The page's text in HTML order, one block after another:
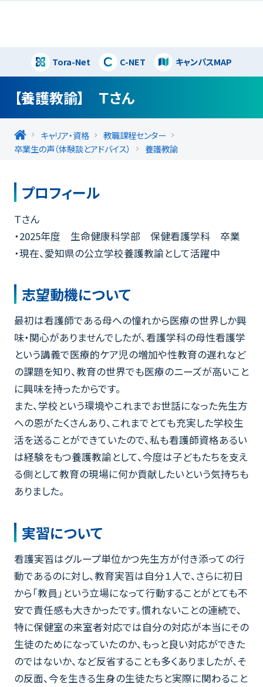
Tora-Net C-NET キャンパスMAP閉じる
【養護教諭】 Ｔさん
キャリア・資格
教職課程センター
卒業生の声（体験談とアドバイス）
養護教諭
プロフィール
Ｔさん
・2025年度 生命健康科学部 保健看護学科 卒業
・現在、愛知県の公立学校養護教諭として活躍中
志望動機について
最初は看護師である母への憧れから医療の世界しか興
味・関心がありませんでしたが、看護学科の母性看護学
という講義で医療的ケア児の増加や性教育の遅れなど
の課題を知り、教育の世界でも医療のニーズが高いこと
に興味を持ったからです。
また、学校という環境やこれまでお世話になった先生方
への恩がたくさんあり、これまでとても充実した学校生
活を送ることができていたので、私も看護師資格あるい
は経験をもつ養護教諭として、今度は子どもたちを支え
る側として教育の現場に何か貢献したいという気持ちも
ありました。
実習について
看護実習はグループ単位かつ先生方が付き添っての行
動であるのに対し、教育実習は自分１人で、さらに初日
から「教員」という立場になって行動することがとても不
安で責任感も大きかったです。慣れないことの連続で、
特に保健室の来室者対応では自分の対応が本当にその
生徒のためになっていたのか、もっと良い対応ができた
のではないか、など反省することも多くありましたが、そ
の反面、今を生きる生身の生徒たちと実際に関わること